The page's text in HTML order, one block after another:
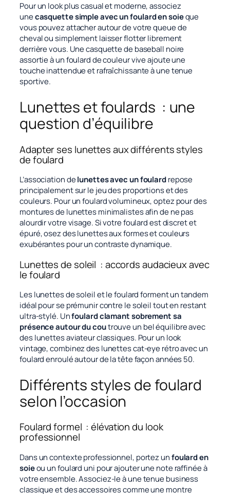
Pour un look plus casual et moderne, associez
unecasquette simple avec un foulard en soieque
vous pouvez attacher autour de votre queue de
cheval ou simplement laisser flotter librement
derrière vous. Une casquette de baseball noire
assortie à un foulard de couleur vive ajoute une
touche inattendue et rafraîchissante à une tenue
sportive.
Lunettes et foulards : une
question d’équilibre
Adapter ses lunettes aux différents styles
de foulard
L’association delunettes avec un foulardrepose
principalement sur le jeu des proportions et des
couleurs. Pour un foulard volumineux, optez pour des
montures de lunettes minimalistes afin de ne pas
alourdir votre visage. Si votre foulard est discret et
épuré, osez des lunettes aux formes et couleurs
exubérantes pour un contraste dynamique.
Lunettes de soleil : accords audacieux avec
le foulard
Les lunettes de soleil et le foulard forment un tandem
idéal pour se prémunir contre le soleil tout en restant
ultra-stylé. Unfoulard clamant sobrement sa
présence autour du coutrouve un bel équilibre avec
des lunettes aviateur classiques. Pour un look
vintage, combinez des lunettes cat-eye rétro avec un
foulard enroulé autour de la tête façon années 50.
Différents styles de foulard
selon l’occasion
Foulard formel : élévation du look
professionnel
Dans un contexte professionnel, portez unfoulard en
soieou un foulard uni pour ajouter une note raffinée à
votre ensemble. Associez-le à une tenue business
classique et des accessoires comme une montre